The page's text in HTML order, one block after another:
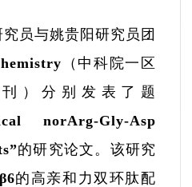
员与姚贵阳研究员团
（中科院一区
刊）分别发表了题
norArg-Gly-Asp
的研究论文。该研究
的高亲和力双环肽配